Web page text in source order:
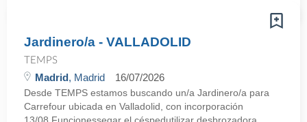
Jardinero/a - VALLADOLID
TEMPS
Madrid, Madrid 16/07/2026
Desde TEMPS estamos buscando un/a Jardinero/a para
Carrefour ubicada en Valladolid, con incorporación